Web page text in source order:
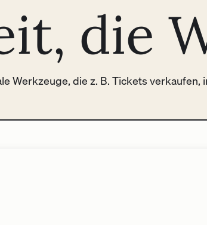
die
Werkzeuge, die z. B. Tickets